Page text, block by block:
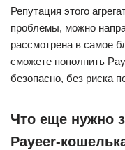
Репутация этого
проблемы, можно
рассмотрена в самое
сможете пополнить
безопасно, без риска
Что еще нужно
Payeer-